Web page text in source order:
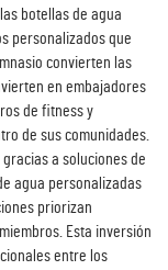
botellas de agua
personalizados que
convierten las
en embajadores
de fitness y
de sus comunidades.
a soluciones de
agua personalizadas
priorizan
Esta inversión
entre los